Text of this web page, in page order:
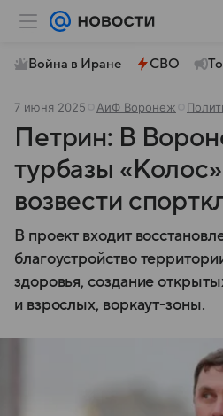
Война в Иране СВО
7 июня 2025 АиФ Воронеж
Петрин: В
турбазы
возвести
В проект входит
благоустройство
здоровья, создание
и взрослых, воркаут-зоны.